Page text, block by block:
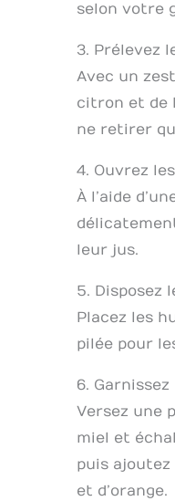
selon votre
3. Prélevez
Avec un
citron et de
ne retirer
4. Ouvrez
À l’aide
leur jus.
5. Disposez
Placez les
pilée pour
6.
Versez une
miel et
puis
et d’orange.